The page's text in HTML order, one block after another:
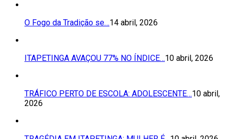
O Fogo da Tradição se…14 abril, 2026
ITAPETINGA AVAÇOU 77% NO ÍNDICE…10 abril, 2026
TRÁFICO PERTO DE ESCOLA: ADOLESCENTE…10 abril,
2026